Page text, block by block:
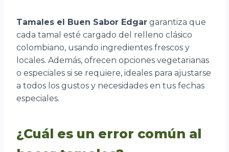
Tamales el Buen Sabor Edgar garantiza que
cada tamal esté cargado del relleno clásico
colombiano, usando ingredientes frescos y
locales. Además, ofrecen opciones vegetarianas
o especiales si se requiere, ideales para ajustarse
a todos los gustos y necesidades en tus fechas
especiales.
¿Cuál es un error común al